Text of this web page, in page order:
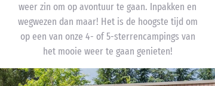
weer zin om op avontuur te gaan. Inpakken en
wegwezen dan maar! Het is de hoogste tijd om
op een van onze 4- of 5-sterrencampings van
het mooie weer te gaan genieten!